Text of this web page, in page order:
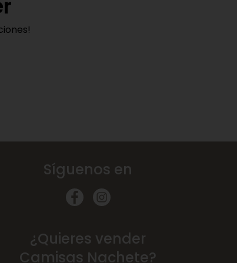
Síguenos en
¿Quieres vender
Camisas Nachete?